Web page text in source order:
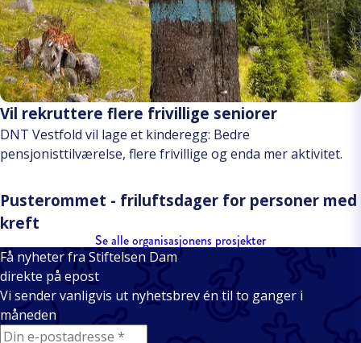
Vil rekruttere flere frivillige seniorer
DNT Vestfold vil lage et kinderegg: Bedre
pensjonisttilværelse, flere frivillige og enda mer aktivitet.
Pusterommet - friluftsdager for personer med
kreft
Se alle organisasjonens prosjekter
Få nyheter fra Stiftelsen Dam
direkte på epost
Vi sender vanligvis ut nyhetsbrev én til to ganger i
måneden
E-mail